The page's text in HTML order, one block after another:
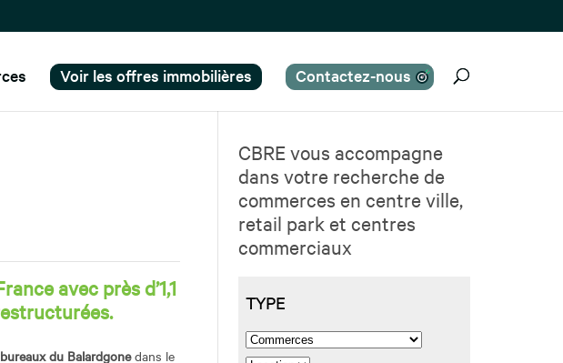
Voir les offres immobilières Contactez-nous
avec près d’1,1
du Balardgonedans le
CBRE vous accompagne
dans votre recherche de
commerces en centre ville,
retail park et centres
commerciaux